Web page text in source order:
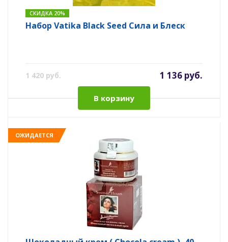
СКИДКА 20%
Набор Vatika Black Seed Сила и Блеск
1 420 руб. 1 136 руб.
В корзину
ОЖИДАЕТСЯ